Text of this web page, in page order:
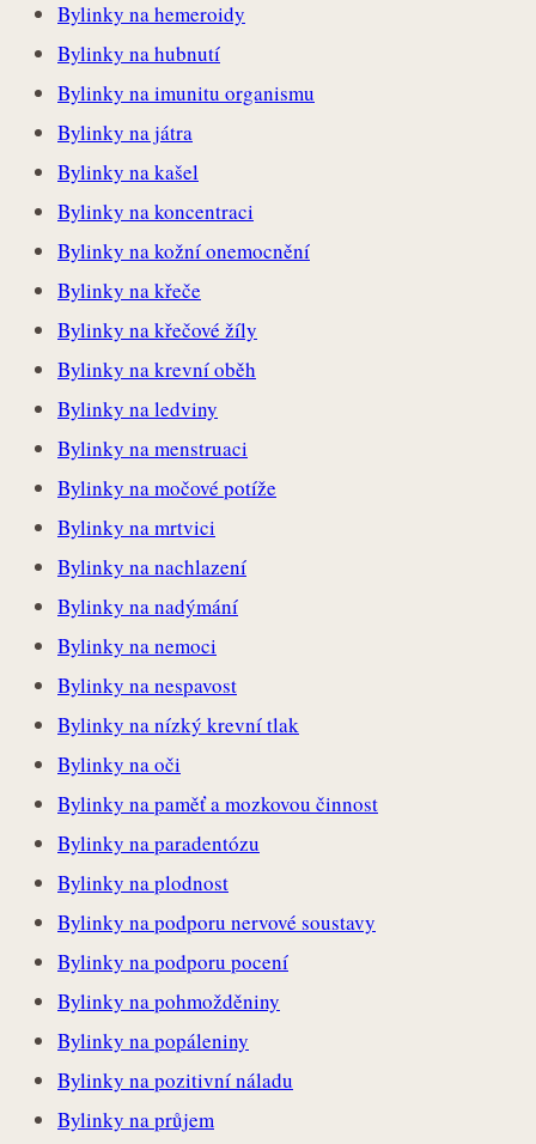
Bylinky na hemeroidy
Bylinky na hubnutí
Bylinky na imunitu organismu
Bylinky na játra
Bylinky na kašel
Bylinky na koncentraci
Bylinky na kožní onemocnění
Bylinky na křeče
Bylinky na křečové žíly
Bylinky na krevní oběh
Bylinky na ledviny
Bylinky na menstruaci
Bylinky na močové potíže
Bylinky na mrtvici
Bylinky na nachlazení
Bylinky na nadýmání
Bylinky na nemoci
Bylinky na nespavost
Bylinky na nízký krevní tlak
Bylinky na oči
Bylinky na paměť a mozkovou činnost
Bylinky na paradentózu
Bylinky na plodnost
Bylinky na podporu nervové soustavy
Bylinky na podporu pocení
Bylinky na pohmožděniny
Bylinky na popáleniny
Bylinky na pozitivní náladu
Bylinky na průjem